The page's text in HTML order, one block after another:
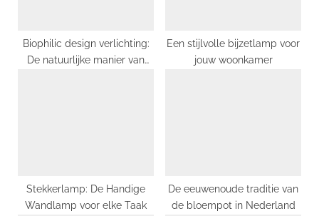
Biophilic design verlichting:
De natuurlijke manier van
Een stijlvolle bijzetlamp voor
jouw woonkamer
Stekkerlamp: De Handige
Wandlamp voor elke Taak
De eeuwenoude traditie van
de bloempot in Nederland